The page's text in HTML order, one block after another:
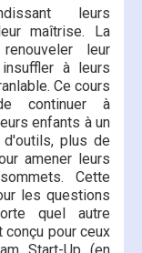
leurs
maîtrise. La
leur
à leurs
Ce cours
continuer à
enfants à un
plus de
amener leurs
Cette
les questions
quel autre
conçu pour ceux